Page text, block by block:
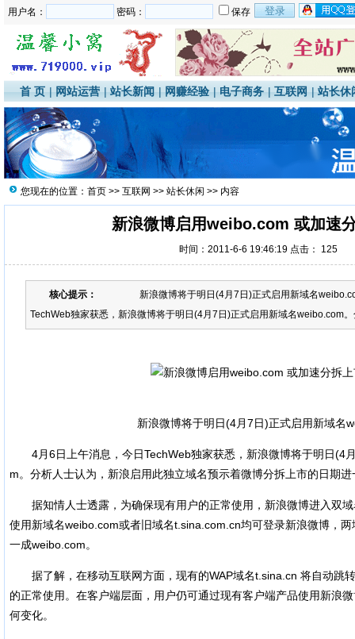
用户名： 密码： 保存
首 页 |网站运营 |站长新闻 |网赚经验 |电子商务 |互联网 |站长休
您现在的位置： 首页 >> 互联网 >> 站长休闲 >> 内容
新浪微博启用weibo.com 或加速
时间：2011-6-6 19:46:19 点击： 125
核心提示：
新浪微博将于明日(4月7日)正式启用新域名
TechWeb独家获悉，新浪微博将于明日(4月7日)正式启用新域名weibo.com
新浪微博将于明日(4月7日)正式启用新域名
4月6日上午消息，今日TechWeb独家获悉，新浪微博将于明日(4
m。分析人士认为，新浪启用此独立域名预示着微博分拆上市的日期
据知情人士透露，为确保现有用户的正常使用，新浪微博进入双域
使用新域名weibo.com或者旧域名t.sina.com.cn均可登录新浪微博，
一成weibo.com。
据了解，在移动互联网方面，现有的WAP域名t.sina.cn 将自动跳
的正常使用。在客户端层面，用户仍可通过现有客户端产品使用新浪
何变化。